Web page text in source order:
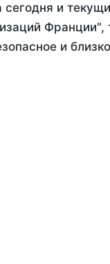
сегодня и
и